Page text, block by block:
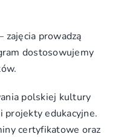
zajęcia prowadzą
dostosowujemy
polskiej kultury
projekty edukacyjne.
certyfikatowe oraz